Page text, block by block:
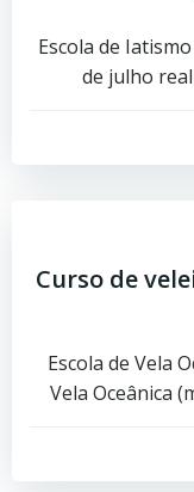
Escola de
de julho
Curso de
Escola de Vela
Vela Oceânica